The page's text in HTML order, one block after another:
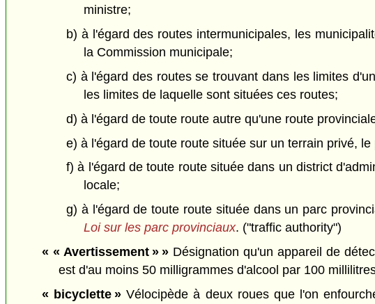
ministre;
b) à l'égard des routes intermunicipales, les
la Commission municipale;
c) à l'égard des routes se trouvant dans les limites
les limites de laquelle sont situées ces routes;
d) à l'égard de toute route autre qu'une route
e) à l'égard de toute route située sur un terrain privé,
f) à l'égard de toute route située dans un district
locale;
g) à l'égard de toute route située dans un parc
Loi sur les parc provinciaux. ("traffic authority")
« « Avertissement » » Désignation qu'un appareil de
est d'au moins 50 milligrammes d'alcool par 100
« bicyclette »Vélocipède à deux roues que l'on